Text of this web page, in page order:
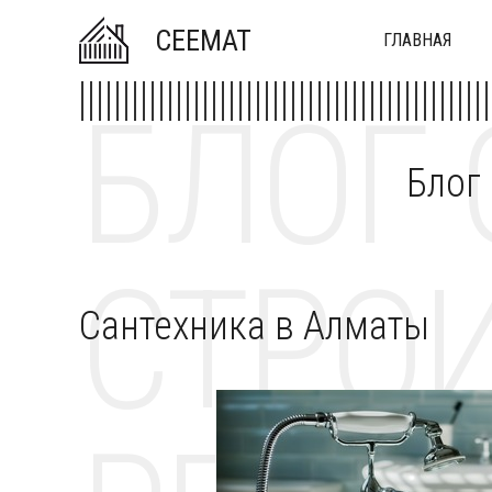
CEEMAT ГЛАВНАЯ
БЛОГ
Сантехника в Алматы